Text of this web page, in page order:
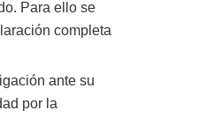
Para ello se
completa
ante su
por la